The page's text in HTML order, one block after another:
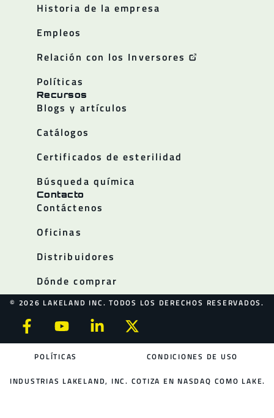
Historia de la empresa
Empleos
Relación con los Inversores
Políticas
Recursos
Blogs y artículos
Catálogos
Certificados de esterilidad
Búsqueda química
Contacto
Contáctenos
Oficinas
Distribuidores
Dónde comprar
© 2026 LAKELAND INC. TODOS LOS DERECHOS RESERVADOS.
POLÍTICAS CONDICIONES DE USO
INDUSTRIAS LAKELAND, INC. COTIZA EN NASDAQ COMO LAKE.